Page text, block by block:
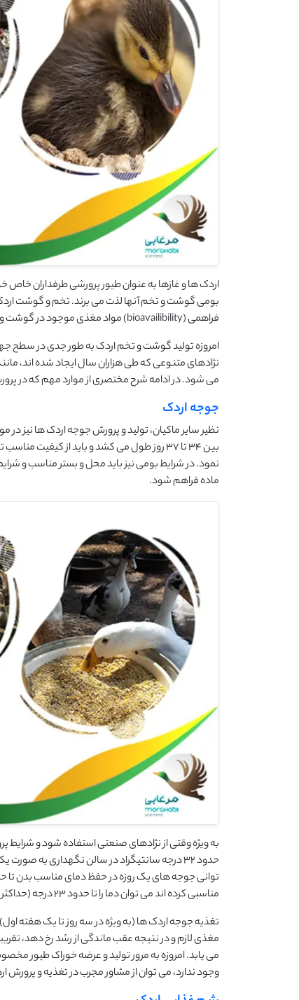
اردک ها و غازها به عنوان طیور پرورشی طرفداران خاص
بومی گوشت و تخم آنها لذت می برند. تخم و گوشت اردک
فراهمی (bioavailibility) مواد مغذی موجود در گوشت و تخم ماکیان با بهترین منابع خوراکی دردسترس برای بشر برابری می کند.
امروزه تولید گوشت و تخم اردک به طور جدی در سطح
نژادهای متنوعی که طی هزاران سال ایجاد شده اند،
می شود. در ادامه شرح مختصری از موارد مهم که در
جوجه اردک
نظیر سایر ماکیان، تولید و پرورش جوجه اردک ها نیز
بین 34 تا 37 روز طول می کشد و باید از
نمود. در شرایط بومی نیز باید محل و بستر مناسب و
ماده فراهم شود.
به ویژه وقتی از نژادهای صنعتی استفاده شود و شرایط
حدود 32 درجه سانتیگراد در سالن نگهداری به
مناسبی کرده اند می توان دما را تا حدود 23 درجه (حداکثر حدود 26 درجه) کاهش داد.
تغذیه جوجه اردک ها (به ویژه در سه روز تا یک هفته اول)
مغذی لازم و در نتیجه عقب ماندگی از رشد رخ دهد،
می یابد. امروزه به مرور تولید و عرضه خوراک طیور
وجود ندارد، می توان از مشاور مجرب در تغذیه و